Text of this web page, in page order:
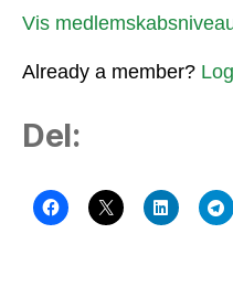
Vis
Already a member?
Del: